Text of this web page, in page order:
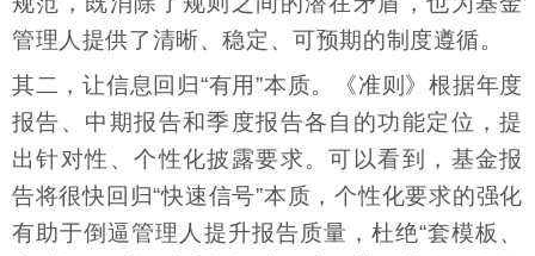
管理人提供了清晰、稳定、可预期的制度遵循。
其二，让信息回归“有用”本质。《准则》根据年度
报告、中期报告和季度报告各自的功能定位，提
出针对性、个性化披露要求。可以看到，基金报
告将很快回归“快速信号”本质，个性化要求的强化
有助于倒逼管理人提升报告质量，杜绝“套模板、